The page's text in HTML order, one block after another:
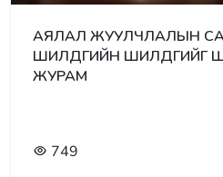
АЯЛАЛ ЖУУЛЧЛАЛЫН
ШИЛДГИЙН ШИЛДГИЙГ
ЖУРАМ
749